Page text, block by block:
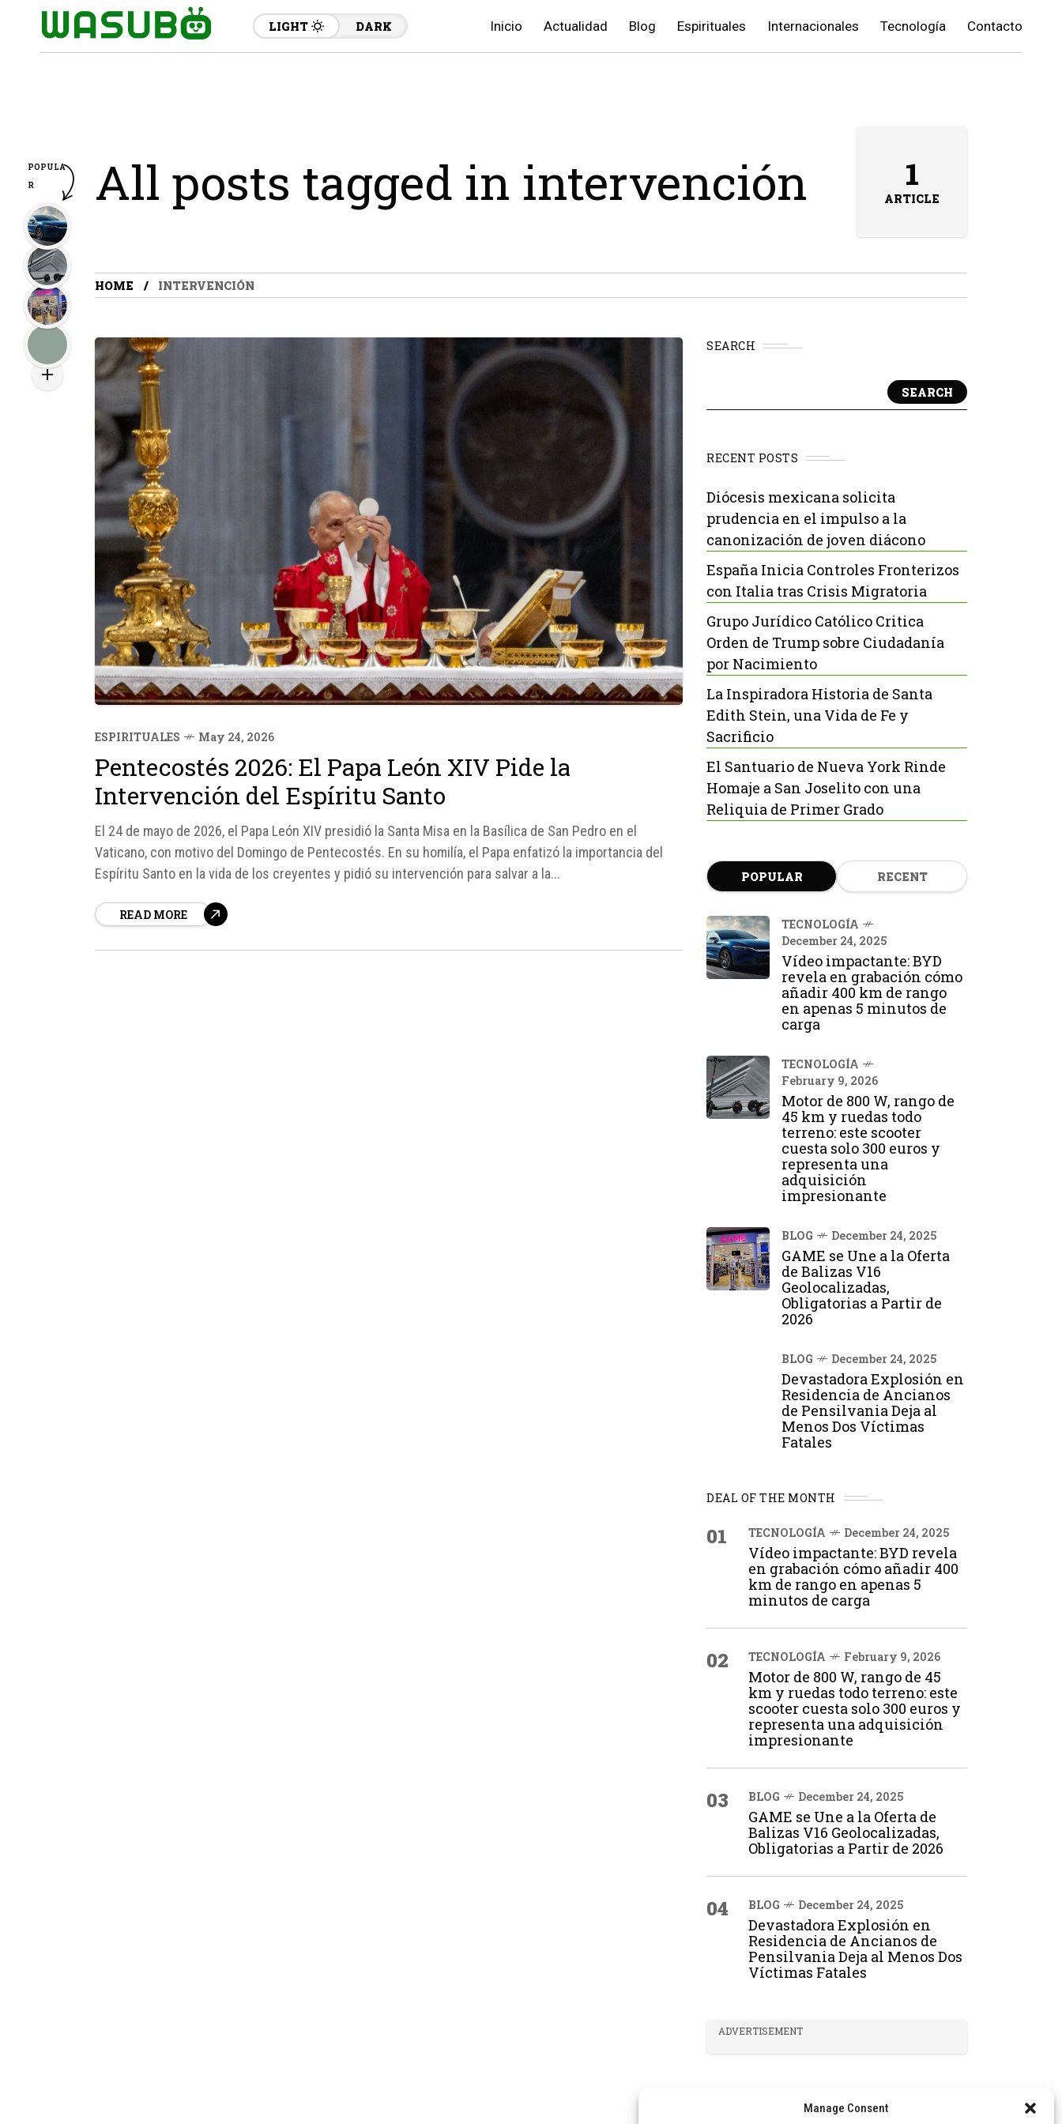
Manage Consent
LIGHT DARK Inicio Actualidad Blog Espirituales Internacionales Tecnología Contacto
All posts tagged in intervención 1
ARTICLE
HOME INTERVENCIÓN
ESPIRITUALES May 24, 2026
Pentecostés 2026: El Papa León XIV Pide la
Intervención del Espíritu Santo
El 24 de mayo de 2026, el Papa León XIV presidió la Santa Misa en la Basílica de San Pedro en el
Vaticano, con motivo del Domingo de Pentecostés. En su homilía, el Papa enfatizó la importancia del
Espíritu Santo en la vida de los creyentes y pidió su intervención para salvar a la...
READ MORE
SEARCH
SEARCH
RECENT POSTS
Diócesis mexicana solicita
prudencia en el impulso a la
canonización de joven diácono
España Inicia Controles Fronterizos
con Italia tras Crisis Migratoria
Grupo Jurídico Católico Critica
Orden de Trump sobre Ciudadanía
por Nacimiento
La Inspiradora Historia de Santa
Edith Stein, una Vida de Fe y
Sacrificio
El Santuario de Nueva York Rinde
Homaje a San Joselito con una
Reliquia de Primer Grado
POPULAR RECENT
TECNOLOGÍA
December 24, 2025
Vídeo impactante: BYD
revela en grabación cómo
añadir 400 km de rango
en apenas 5 minutos de
carga
TECNOLOGÍA
February 9, 2026
Motor de 800 W, rango de
45 km y ruedas todo
terreno: este scooter
cuesta solo 300 euros y
representa una
adquisición
impresionante
BLOG December 24, 2025
GAME se Une a la Oferta
de Balizas V16
Geolocalizadas,
Obligatorias a Partir de
2026
BLOG December 24, 2025
Devastadora Explosión en
Residencia de Ancianos
de Pensilvania Deja al
Menos Dos Víctimas
Fatales
DEAL OF THE MONTH
01 TECNOLOGÍA December 24, 2025
Vídeo impactante: BYD revela
en grabación cómo añadir 400
km de rango en apenas 5
minutos de carga
02 TECNOLOGÍA February 9, 2026
Motor de 800 W, rango de 45
km y ruedas todo terreno: este
scooter cuesta solo 300 euros y
representa una adquisición
impresionante
03 BLOG December 24, 2025
GAME se Une a la Oferta de
Balizas V16 Geolocalizadas,
Obligatorias a Partir de 2026
04 BLOG December 24, 2025
Devastadora Explosión en
Residencia de Ancianos de
Pensilvania Deja al Menos Dos
Víctimas Fatales
ADVERTISEMENT
POPULA
R